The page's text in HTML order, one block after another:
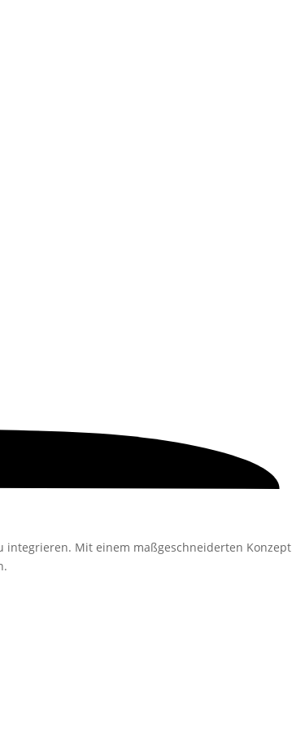
Mit einem maßgeschneiderten Konzept